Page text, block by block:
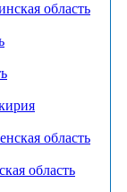
область
область
область